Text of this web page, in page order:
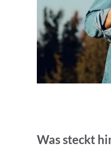
Was steckt